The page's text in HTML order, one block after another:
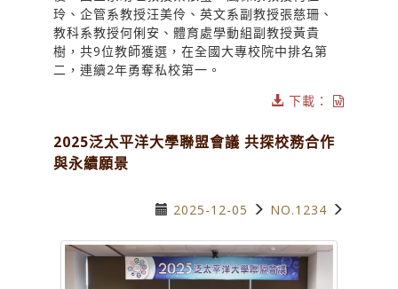
玲、企管系教授汪美伶、英文系副教授張慈珊、
教科系教授何俐安、體育處學動組副教授黃貴
樹，共9位教師獲選，在全國大專校院中排名第
二，連續2年勇奪私校第一。
下載：
2025泛太平洋大學聯盟會議 共探校務合作
與永續願景
2025-12-05 NO.1234